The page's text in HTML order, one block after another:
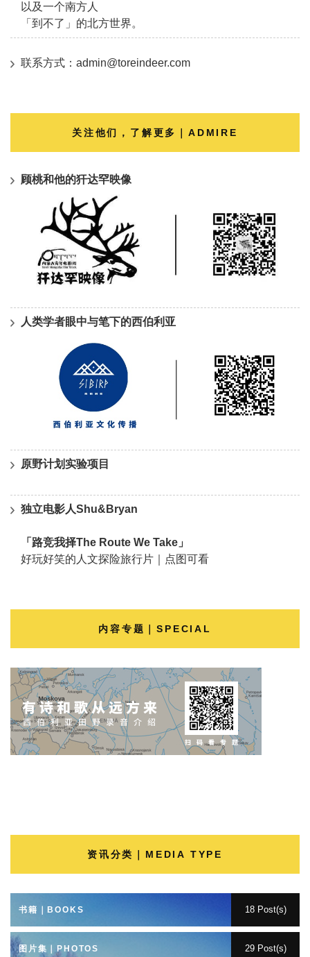
以及一个南方人
「到不了」的北方世界。
联系方式：admin@toreindeer.com
关注他们，了解更多｜ADMIRE
顾桃和他的犴达罕映像
人类学者眼中与笔下的西伯利亚
原野计划实验项目
独立电影人Shu&Bryan
「路竞我择The Route We Take」
好玩好笑的人文探险旅行片｜点图可看
内容专题｜SPECIAL
资讯分类｜MEDIA TYPE
书籍｜BOOKS 18 Post(s)
图片集｜PHOTOS 29 Post(s)